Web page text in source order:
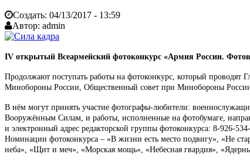
Создать: 04/13/2017 - 13:59
Автор: admin
IV открытый Всеармейский фотоконкурс «Армия России.
Продолжают поступать работы на фотоконкурс, который
Минобороны России, Общественный совет при Минобороны России,
В нём могут принять участие фотографы-любители:
Вооружённым Силам, и работы, исполненные на фотобумаге,
и электронный адрес редакторской группы фотоконкурса: 8-926-
Номинации фотоконкурса – «В жизни есть место подвигу», «Не
неба», «Щит и меч», «Морская мощь», «Небесная гвардия»,